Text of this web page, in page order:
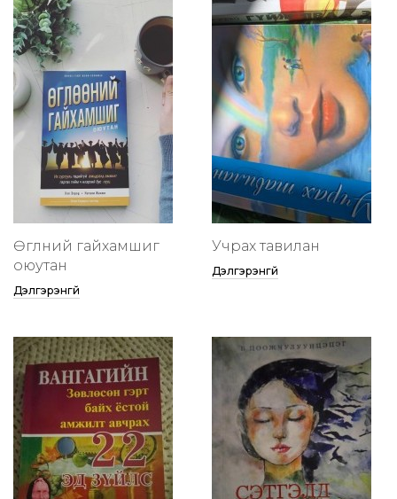
Өглөөний гайхамшиг
оюутан
Дэлгэрэнгүй
Учрах тавилан
Дэлгэрэнгүй